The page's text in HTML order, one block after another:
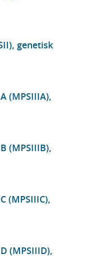
genetisk
(MPSIIIA),
(MPSIIIB),
(MPSIIIC),
(MPSIIID),